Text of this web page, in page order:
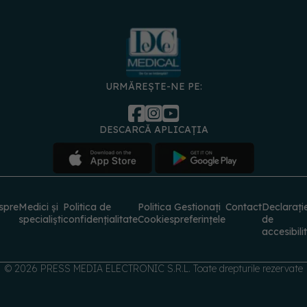
URMĂREȘTE-NE PE:
DESCARCĂ APLICAȚIA
Medici și
specialiști
Politica de
confidențialitate
Politica
Cookies
Gestionați
preferințele
Contact
de
© 2026 PRESS MEDIA ELECTRONIC S.R.L. Toate drepturile rezervate